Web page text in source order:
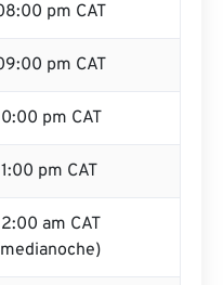
pm CAT
pm CAT
pm CAT
pm CAT
am CAT